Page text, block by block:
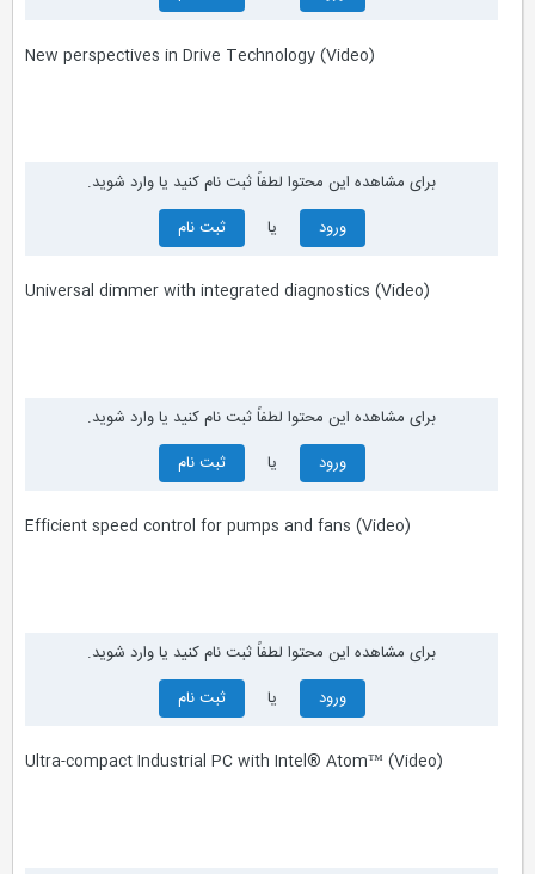
New perspectives in Drive Technology (Video)
برای مشاهده این محتوا لطفاً ثبت نام کنید یا وارد شوید.
ورود
ثبت نام
Universal dimmer with integrated diagnostics (Video)
برای مشاهده این محتوا لطفاً ثبت نام کنید یا وارد شوید.
ورود
ثبت نام
Efficient speed control for pumps and fans (Video)
برای مشاهده این محتوا لطفاً ثبت نام کنید یا وارد شوید.
ورود
ثبت نام
Ultra-compact Industrial PC with Intel® Atom™ (Video)